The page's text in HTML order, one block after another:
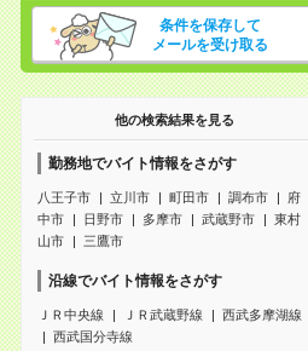
条件を保存して
メールを受け取る
他の検索結果を見る
勤務地でバイト情報をさがす
八王子市 立川市 町田市 調布市
府
中市
日野市 多摩市 武蔵野市
東村
山市
三鷹市
沿線でバイト情報をさがす
ＪＲ中央線 ＪＲ武蔵野線
西武多摩湖線
西武国分寺線